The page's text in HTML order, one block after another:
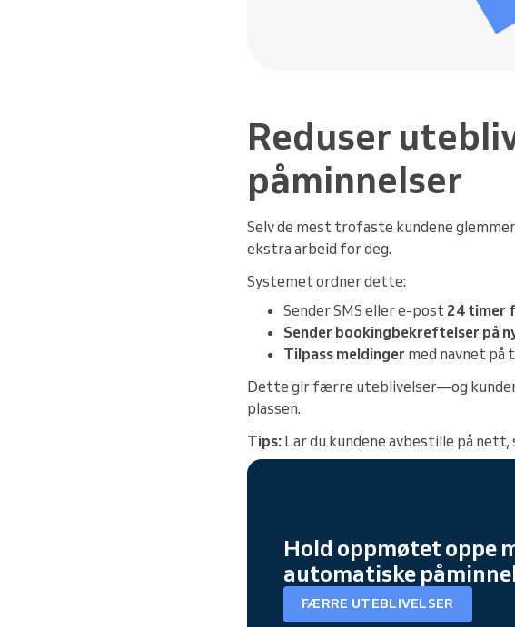
Reduser
påminnelser
Selv de mest trofaste kundene
ekstra arbeid for deg.
Systemet ordner dette:
Sender SMS eller e-post 24 timer
Sender bookingbekreftelser på
Tilpass meldinger med navnet på
Dette gir færre uteblivelser—og
plassen.
Tips: Lar du kundene avbestille på
Hold oppmøtet oppe
automatiske
FÆRRE UTEBLIVELSER